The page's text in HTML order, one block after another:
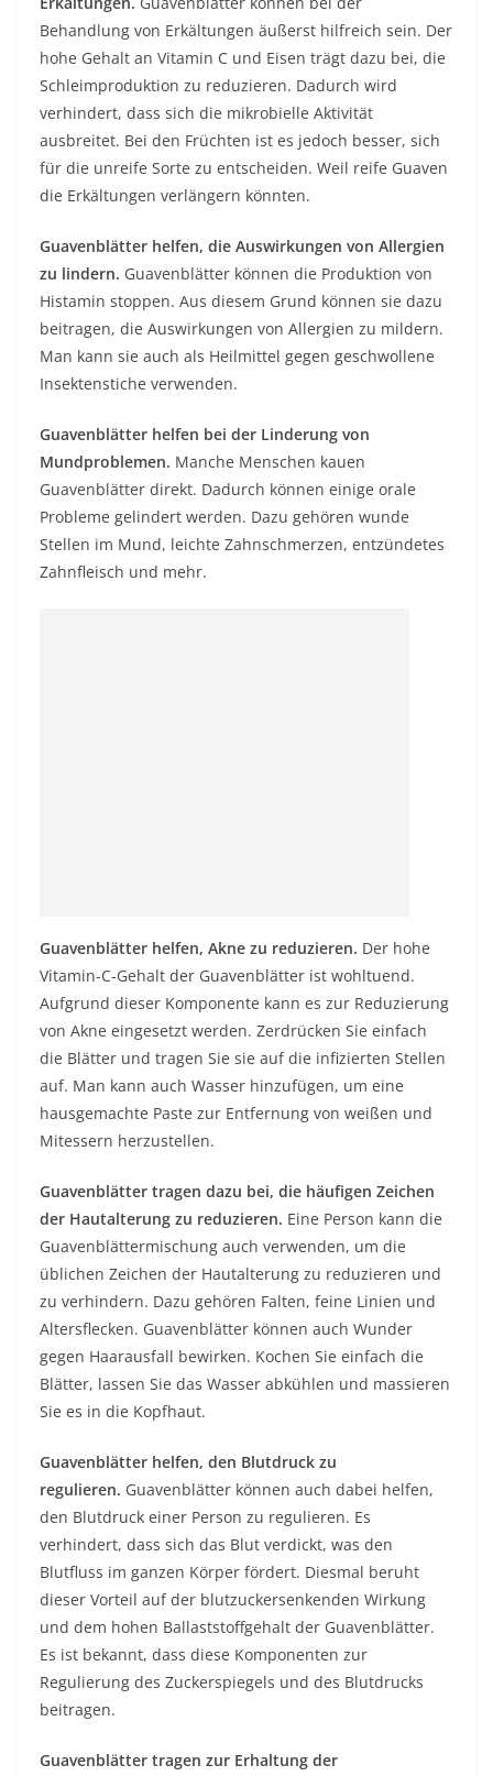
Behandlung von Erkältungen äußerst hilfreich sein. Der
hohe Gehalt an Vitamin C und Eisen trägt dazu bei, die
Schleimproduktion zu reduzieren. Dadurch wird
verhindert, dass sich die mikrobielle Aktivität
ausbreitet. Bei den Früchten ist es jedoch besser, sich
für die unreife Sorte zu entscheiden. Weil reife Guaven
die Erkältungen verlängern könnten.
Guavenblätter helfen, die Auswirkungen von Allergien
zu lindern. Guavenblätter können die Produktion von
Histamin stoppen. Aus diesem Grund können sie dazu
beitragen, die Auswirkungen von Allergien zu mildern.
Man kann sie auch als Heilmittel gegen geschwollene
Insektenstiche verwenden.
Guavenblätter helfen bei der Linderung von
Mundproblemen. Manche Menschen kauen
Guavenblätter direkt. Dadurch können einige orale
Probleme gelindert werden. Dazu gehören wunde
Stellen im Mund, leichte Zahnschmerzen, entzündetes
Zahnfleisch und mehr.
Guavenblätter helfen, Akne zu reduzieren. Der hohe
Vitamin-C-Gehalt der Guavenblätter ist wohltuend.
Aufgrund dieser Komponente kann es zur Reduzierung
von Akne eingesetzt werden. Zerdrücken Sie einfach
die Blätter und tragen Sie sie auf die infizierten Stellen
auf. Man kann auch Wasser hinzufügen, um eine
hausgemachte Paste zur Entfernung von weißen und
Mitessern herzustellen.
Guavenblätter tragen dazu bei, die häufigen Zeichen
der Hautalterung zu reduzieren. Eine Person kann die
Guavenblättermischung auch verwenden, um die
üblichen Zeichen der Hautalterung zu reduzieren und
zu verhindern. Dazu gehören Falten, feine Linien und
Altersflecken. Guavenblätter können auch Wunder
gegen Haarausfall bewirken. Kochen Sie einfach die
Blätter, lassen Sie das Wasser abkühlen und massieren
Sie es in die Kopfhaut.
Guavenblätter helfen, den Blutdruck zu
regulieren. Guavenblätter können auch dabei helfen,
den Blutdruck einer Person zu regulieren. Es
verhindert, dass sich das Blut verdickt, was den
Blutfluss im ganzen Körper fördert. Diesmal beruht
dieser Vorteil auf der blutzuckersenkenden Wirkung
und dem hohen Ballaststoffgehalt der Guavenblätter.
Es ist bekannt, dass diese Komponenten zur
Regulierung des Zuckerspiegels und des Blutdrucks
beitragen.
Guavenblätter tragen zur Erhaltung der